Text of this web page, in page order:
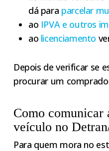
dá para parcelar
ao IPVA e outros
ao licenciamento
Depois de verificar se
procurar um
Como comunicar
veículo no
Para quem mora no